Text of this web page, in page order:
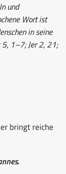
und
Wort ist
in seine
5, 1–7; Jer 2, 21;
bringt reiche